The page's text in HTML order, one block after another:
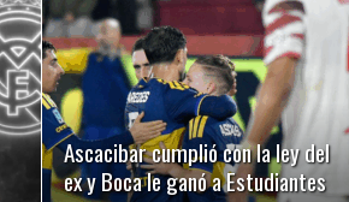
Ascacibar cumplió con la ley del
ex y Boca le ganó a Estudiantes
LEER MÁS